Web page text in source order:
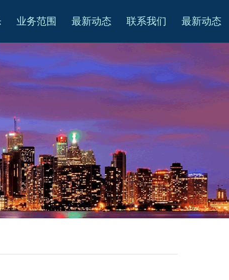
业务范围 最新动态 联系我们 最新动态